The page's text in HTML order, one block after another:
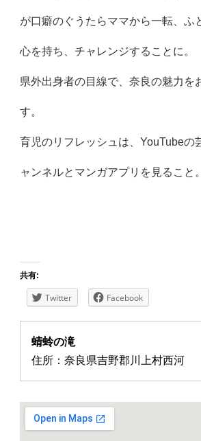
が口癖のぐうたらママから一転、ふ
心を持ち、チャレンジすることに。
県外出身者の目線で、奈良の魅力を
す。
育児のリフレッシュは、YouTubeの
ャンネルとマンガアプリを見る こと。
共有:
Twitter Facebook
蜻蛉の滝
住所：奈良県吉野郡川上村西河